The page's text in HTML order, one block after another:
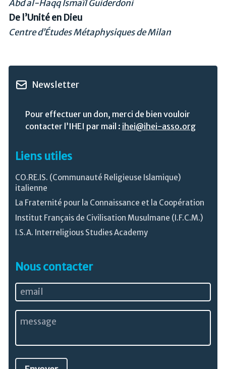
Abd al-Haqq Ismaïl Guiderdoni
De l’Unité en Dieu
Centre d’Études Métaphysiques de Milan
Newsletter
Donation
Pour effectuer un don, merci de bien vouloir
contacter l’IHEI par mail : ihei@ihei-asso.org
Liens utiles
CO.RE.IS. (Communauté Religieuse Islamique)
italienne
La Fraternité pour la Connaissance et la Coopération
Institut Français de Civilisation Musulmane (I.F.C.M.)
I.S.A. Interreligious Studies Academy
Nous contacter